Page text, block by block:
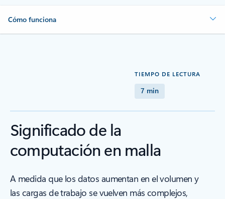
Cómo funciona
TIEMPO DE LECTURA
7 min
Significado de la
computación en malla
A medida que los datos aumentan en el volumen y
las cargas de trabajo se vuelven más complejos,